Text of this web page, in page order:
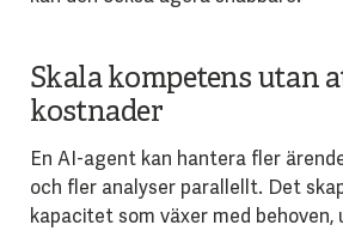
Skala kompetens utan
kostnader
En AI-agent kan hantera fler
och fler analyser parallellt. Det
kapacitet som växer med behoven,